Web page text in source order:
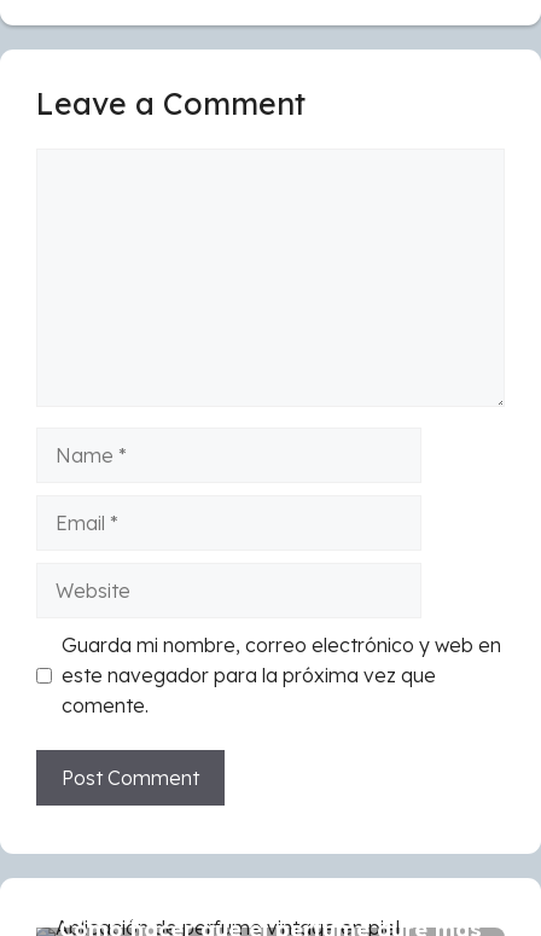
Leave a Comment
Guarda mi nombre, correo electrónico y web en
este navegador para la próxima vez que
comente.
Cómo hacer que el perfume dure más